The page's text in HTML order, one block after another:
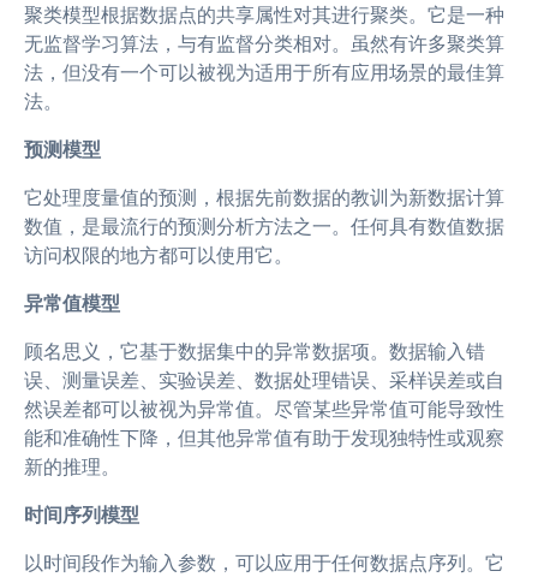
聚类模型根据数据点的共享属性对其进行聚类。它是一种
无监督学习算法，与有监督分类相对。虽然有许多聚类算
法，但没有一个可以被视为适用于所有应用场景的最佳算
法。
预测模型
它处理度量值的预测，根据先前数据的教训为新数据计算
数值，是最流行的预测分析方法之一。任何具有数值数据
访问权限的地方都可以使用它。
异常值模型
顾名思义，它基于数据集中的异常数据项。数据输入错
误、测量误差、实验误差、数据处理错误、采样误差或自
然误差都可以被视为异常值。尽管某些异常值可能导致性
能和准确性下降，但其他异常值有助于发现独特性或观察
新的推理。
时间序列模型
以时间段作为输入参数，可以应用于任何数据点序列。它